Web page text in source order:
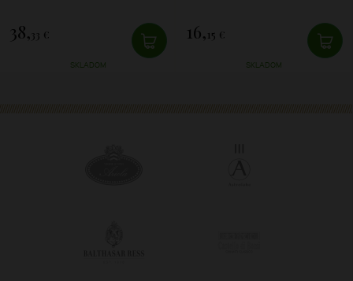
38, 33 €
SKLADOM
16, 15 €
SKLADOM